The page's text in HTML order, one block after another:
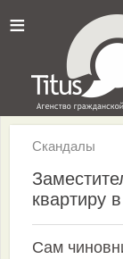
≡
Скандалы
квартиру
Сам